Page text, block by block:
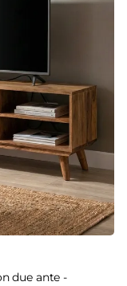
due ante -